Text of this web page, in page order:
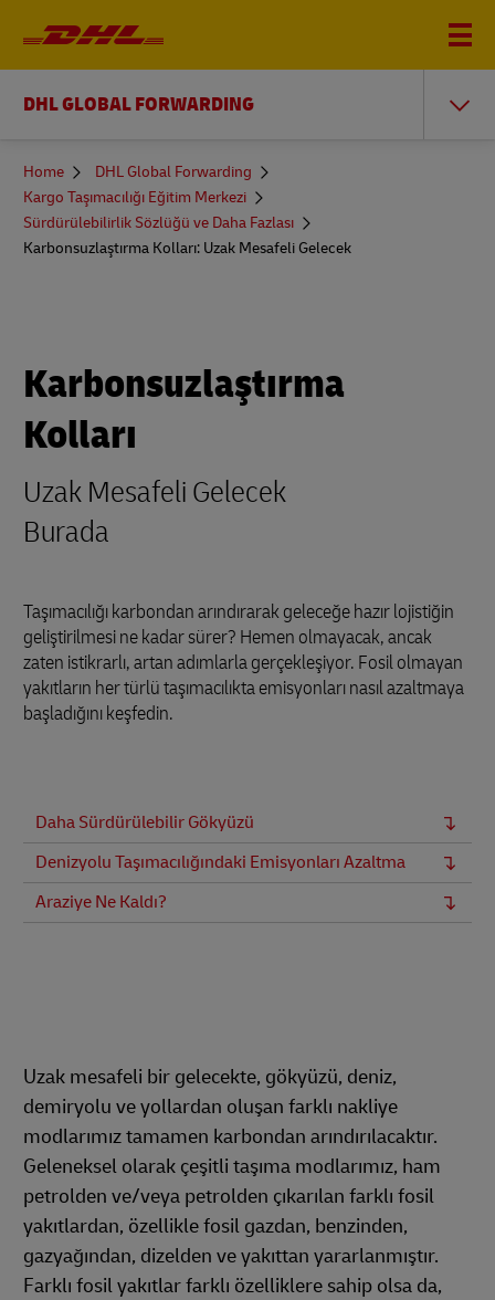
DHL GLOBAL FORWARDING
You
here
Home
DHL Global Forwarding
Kargo Taşımacılığı Eğitim Merkezi
Sürdürülebilirlik Sözlüğü ve Daha Fazlası
Karbonsuzlaştırma Kolları: Uzak Mesafeli Gelecek
Karbonsuzlaştırma
Kolları
Uzak Mesafeli Gelecek
Burada
Taşımacılığı karbondan arındırarak geleceğe hazır lojistiğin
geliştirilmesi ne kadar sürer? Hemen olmayacak, ancak
zaten istikrarlı, artan adımlarla gerçekleşiyor. Fosil olmayan
yakıtların her türlü taşımacılıkta emisyonları nasıl azaltmaya
başladığını keşfedin.
Daha Sürdürülebilir Gökyüzü
Denizyolu Taşımacılığındaki Emisyonları Azaltma
Araziye Ne Kaldı?
Uzak mesafeli bir gelecekte, gökyüzü, deniz,
demiryolu ve yollardan oluşan farklı nakliye
modlarımız tamamen karbondan arındırılacaktır.
Geleneksel olarak çeşitli taşıma modlarımız, ham
petrolden ve/veya petrolden çıkarılan farklı fosil
yakıtlardan, özellikle fosil gazdan, benzinden,
gazyağından, dizelden ve yakıttan yararlanmıştır.
Farklı fosil yakıtlar farklı özelliklere sahip olsa da,